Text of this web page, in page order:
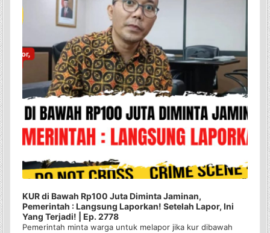
KUR di Bawah Rp100 Juta Diminta Jaminan,
Pemerintah : Langsung Laporkan! Setelah Lapor, Ini
Yang Terjadi! | Ep. 2778
Pemerintah minta warga untuk melapor jika kur dibawah